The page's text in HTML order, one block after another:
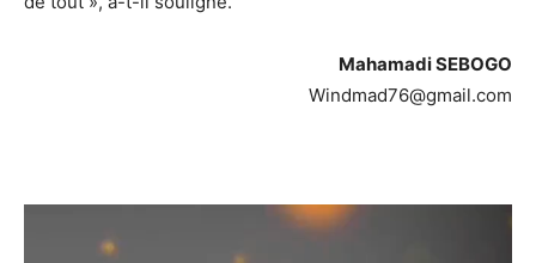
Mahamadi SEBOGO
Windmad76@gmail.com
Lecteur